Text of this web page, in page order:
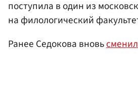
поступила в один из
на филологический
Ранее Седокова вновь